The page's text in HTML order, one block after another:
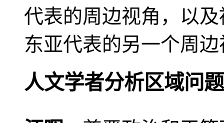
代表的周边视角，以
东亚代表的另一个周
人文学者分析区域问题